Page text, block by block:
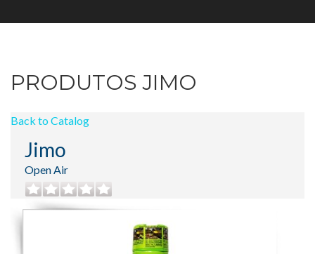
PRODUTOS JIMO
Back to Catalog
Jimo
Open Air